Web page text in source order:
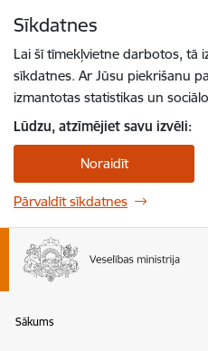
Sīkdatnes
Lai šī tīmekļvietne darbotos, tā
sīkdatnes. Ar Jūsu piekrišanu
izmantotas statistikas un
Lūdzu, atzīmējiet savu izvēli:
Noraidīt
Pārvaldīt sīkdatnes
Sākums